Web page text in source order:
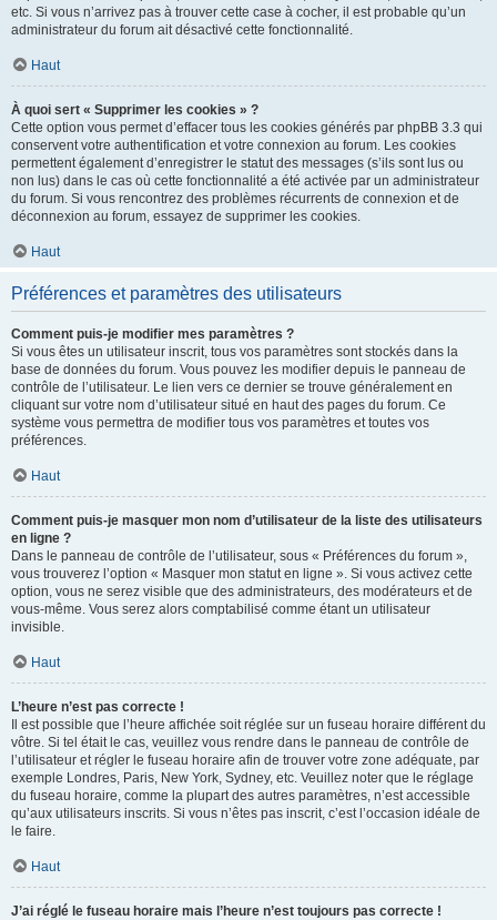
etc. Si vous n’arrivez pas à trouver cette case à cocher, il est probable qu’un
administrateur du forum ait désactivé cette fonctionnalité.
Haut
À quoi sert « Supprimer les cookies » ?
Cette option vous permet d’effacer tous les cookies générés par phpBB 3.3 qui
conservent votre authentification et votre connexion au forum. Les cookies
permettent également d’enregistrer le statut des messages (s’ils sont lus ou
non lus) dans le cas où cette fonctionnalité a été activée par un administrateur
du forum. Si vous rencontrez des problèmes récurrents de connexion et de
déconnexion au forum, essayez de supprimer les cookies.
Haut
Préférences et paramètres des utilisateurs
Comment puis-je modifier mes paramètres ?
Si vous êtes un utilisateur inscrit, tous vos paramètres sont stockés dans la
base de données du forum. Vous pouvez les modifier depuis le panneau de
contrôle de l’utilisateur. Le lien vers ce dernier se trouve généralement en
cliquant sur votre nom d’utilisateur situé en haut des pages du forum. Ce
système vous permettra de modifier tous vos paramètres et toutes vos
préférences.
Haut
Comment puis-je masquer mon nom d’utilisateur de la liste des utilisateurs
en ligne ?
Dans le panneau de contrôle de l’utilisateur, sous « Préférences du forum »,
vous trouverez l’option « Masquer mon statut en ligne ». Si vous activez cette
option, vous ne serez visible que des administrateurs, des modérateurs et de
vous-même. Vous serez alors comptabilisé comme étant un utilisateur
invisible.
Haut
L’heure n’est pas correcte !
Il est possible que l’heure affichée soit réglée sur un fuseau horaire différent du
vôtre. Si tel était le cas, veuillez vous rendre dans le panneau de contrôle de
l’utilisateur et régler le fuseau horaire afin de trouver votre zone adéquate, par
exemple Londres, Paris, New York, Sydney, etc. Veuillez noter que le réglage
du fuseau horaire, comme la plupart des autres paramètres, n’est accessible
qu’aux utilisateurs inscrits. Si vous n’êtes pas inscrit, c’est l’occasion idéale de
le faire.
Haut
J’ai réglé le fuseau horaire mais l’heure n’est toujours pas correcte !